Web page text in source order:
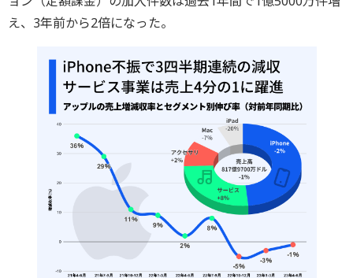
え、3年前から2倍になった。